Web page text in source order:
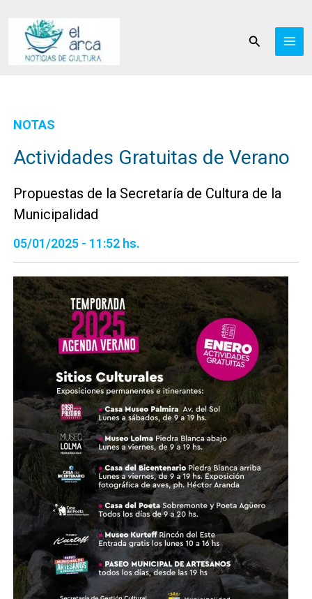
contenido
Buscar
NOTAS
Actividades Gratuitas de Verano
Propuestas de la Secretaría de Cultura de la
Municipalidad
05/01/2025 - 11:52 hs.